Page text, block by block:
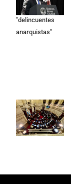
como
"delincuentes
anarquistas"